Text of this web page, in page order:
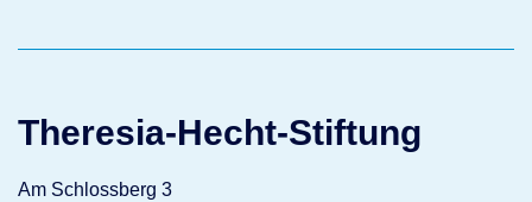
Theresia-Hecht-Stiftung
Am Schlossberg 3